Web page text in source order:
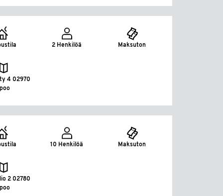
2 Henkilöä Maksuton
4 02970
10 Henkilöä Maksuton
2 02780